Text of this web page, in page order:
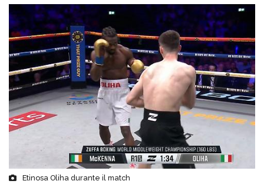
Etinosa Oliha durante il match